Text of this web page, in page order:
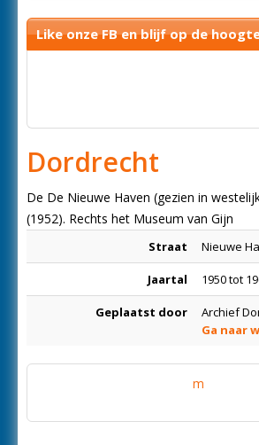
Like onze FB en blijf op de
Dordrecht
De De Nieuwe Haven (gezien in
(1952). Rechts het Museum van Gijn
Straat Nieuwe
Jaartal 1950 tot
Geplaatst door
Archief
Ga naar
m